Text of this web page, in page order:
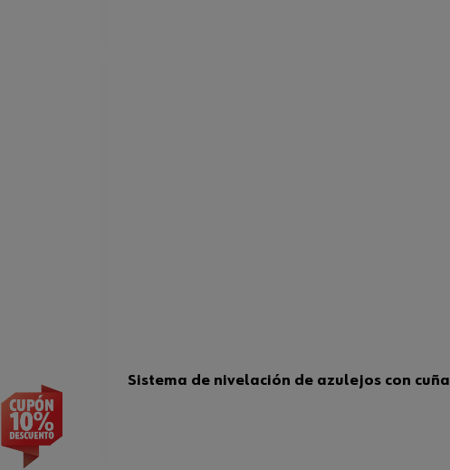
Sistema de nivelación de azulejos con cuña